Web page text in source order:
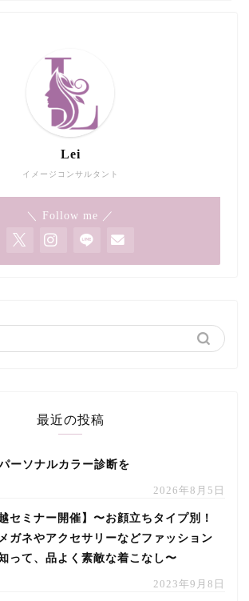
イメージコンサルタント
Lei
＼ Follow me ／
最近の投稿
ーソナルカラー診断を
2026年8月5日
セミナー開催】〜お顔立ちタイプ別！
ガネやアクセサリーなどファッション
って、品よく素敵な着こなし〜
2023年9月8日